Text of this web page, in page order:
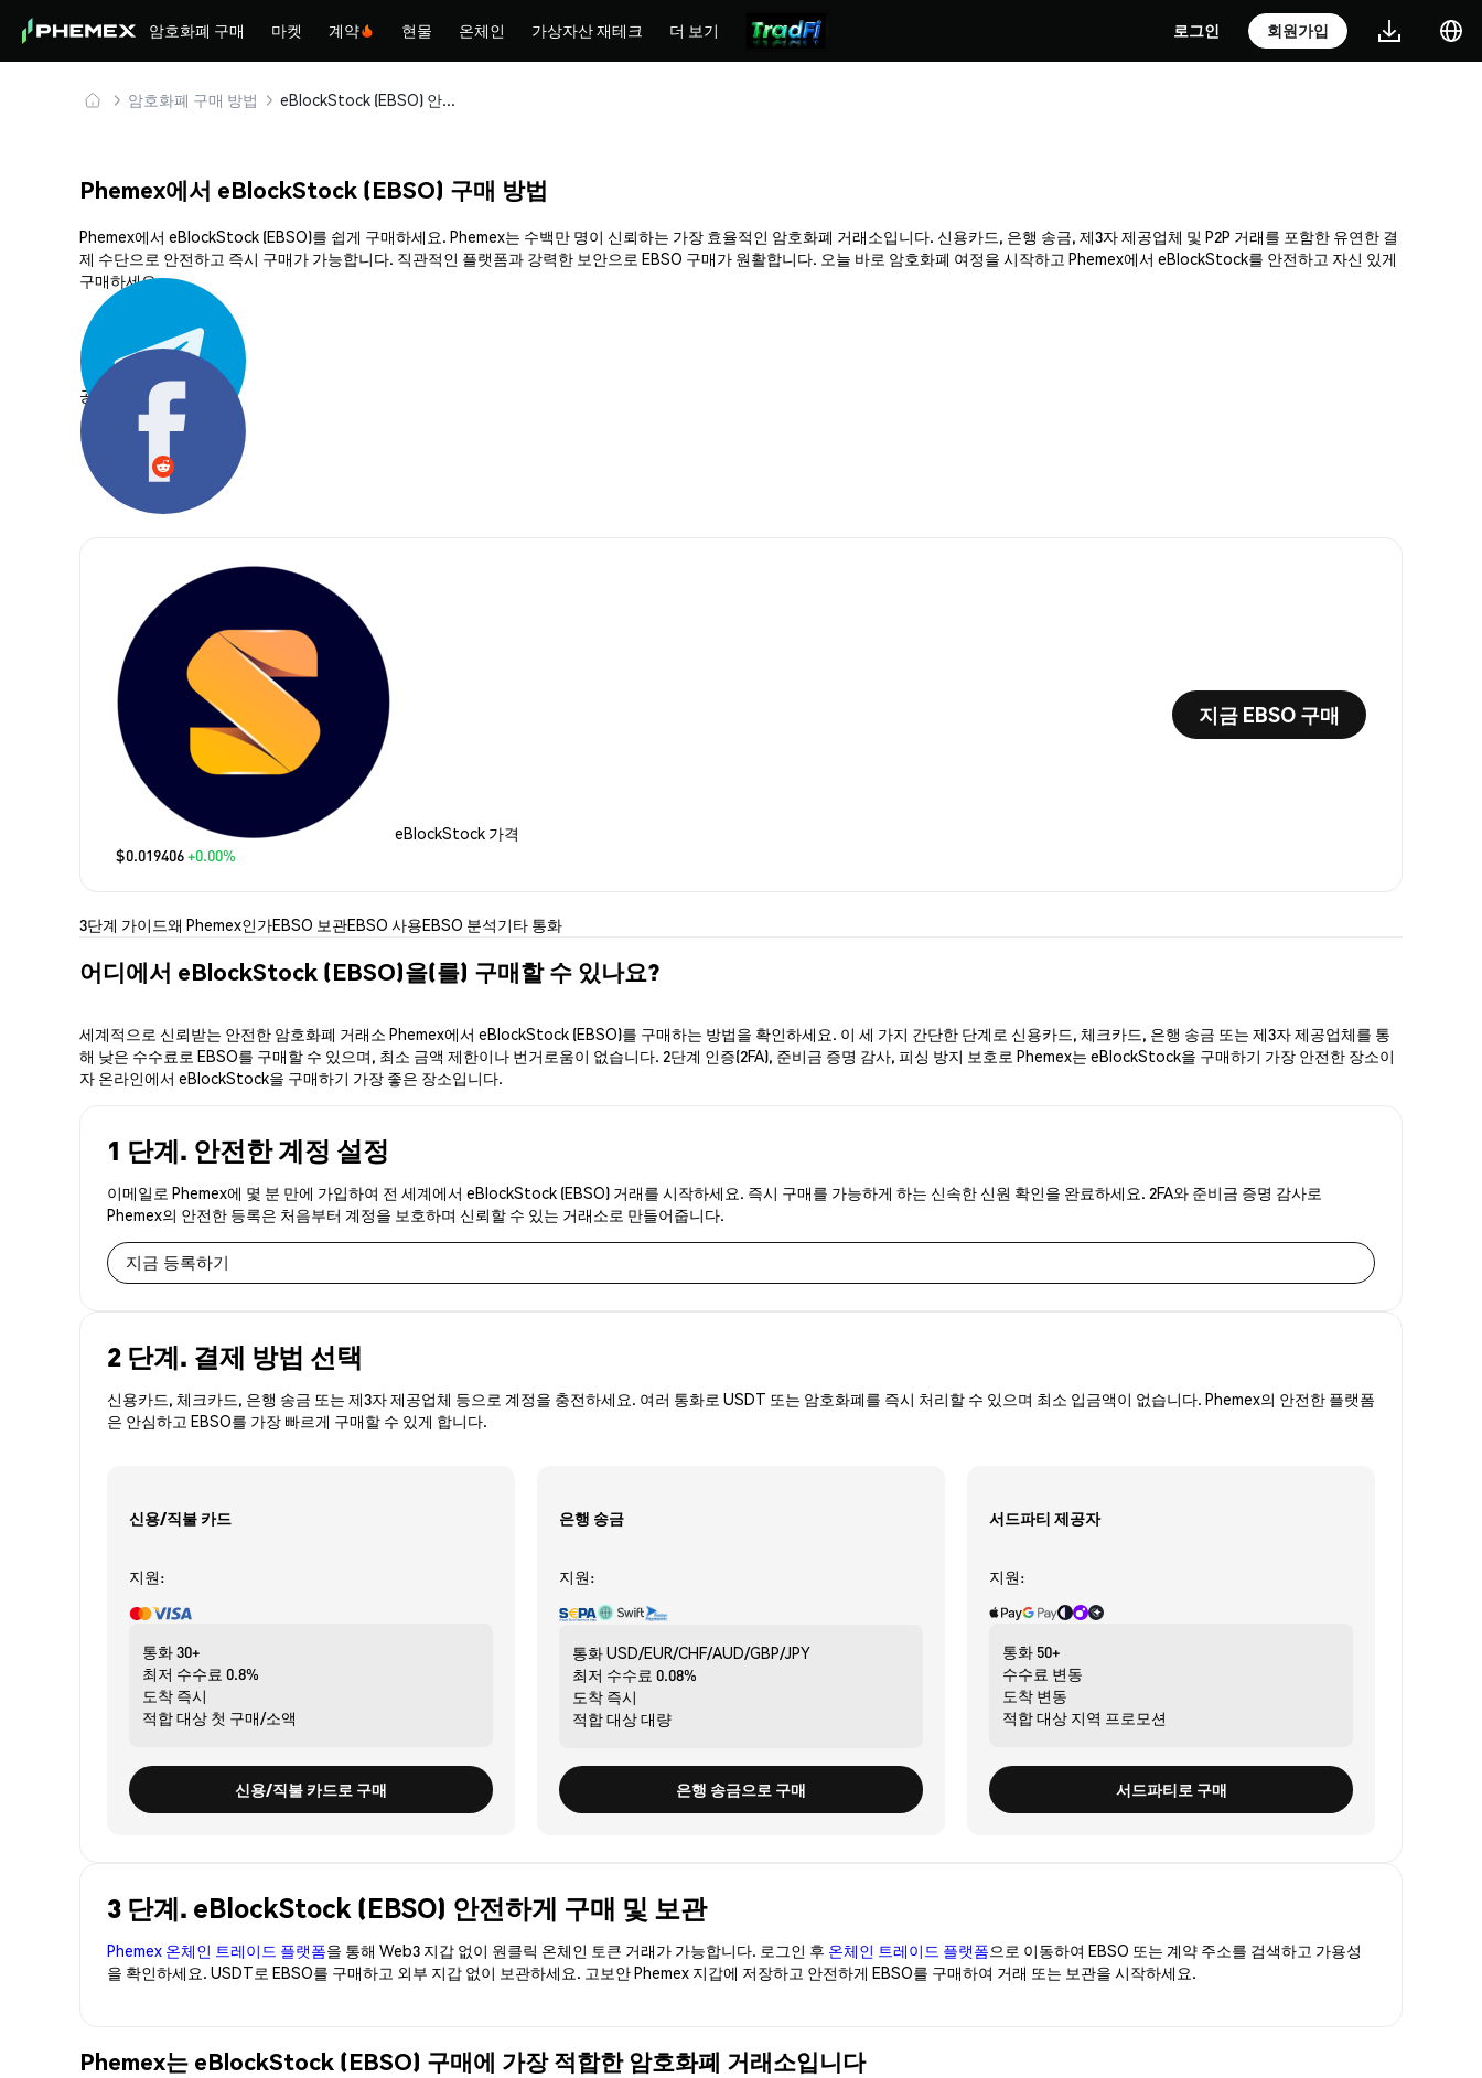
암호화폐 구매 마켓 계약 현물 온체인 가상자산 재테크 더 보기 로그인 회원가입
암호화폐 구매 방법 eBlockStock (EBSO) 안전하게 구매 및 보관
Phemex에서 eBlockStock (EBSO) 구매 방법
Phemex에서 eBlockStock (EBSO)를 쉽게 구매하세요. Phemex는 수백만 명이 신뢰하는 가장 효율적인 암호화폐 거래소입니다. 신용카드, 은행 송금, 제3자 제공업체 및 P2P 거래를 포함한 유연한 결
제 수단으로 안전하고 즉시 구매가 가능합니다. 직관적인 플랫폼과 강력한 보안으로 EBSO 구매가 원활합니다. 오늘 바로 암호화폐 여정을 시작하고 Phemex에서 eBlockStock를 안전하고 자신 있게
구매하세요.
공유하기:
eBlockStock 가격
$0.019406+0.00%
지금 EBSO 구매
3단계 가이드왜 Phemex인가EBSO 보관EBSO 사용EBSO 분석기타 통화
어디에서 eBlockStock (EBSO)을(를) 구매할 수 있나요?
세계적으로 신뢰받는 안전한 암호화폐 거래소 Phemex에서 eBlockStock (EBSO)를 구매하는 방법을 확인하세요. 이 세 가지 간단한 단계로 신용카드, 체크카드, 은행 송금 또는 제3자 제공업체를 통
해 낮은 수수료로 EBSO를 구매할 수 있으며, 최소 금액 제한이나 번거로움이 없습니다. 2단계 인증(2FA), 준비금 증명 감사, 피싱 방지 보호로 Phemex는 eBlockStock을 구매하기 가장 안전한 장소이
자 온라인에서 eBlockStock을 구매하기 가장 좋은 장소입니다.
1 단계. 안전한 계정 설정
이메일로 Phemex에 몇 분 만에 가입하여 전 세계에서 eBlockStock (EBSO) 거래를 시작하세요. 즉시 구매를 가능하게 하는 신속한 신원 확인을 완료하세요. 2FA와 준비금 증명 감사로
Phemex의 안전한 등록은 처음부터 계정을 보호하며 신뢰할 수 있는 거래소로 만들어줍니다.
지금 등록하기
2 단계. 결제 방법 선택
신용카드, 체크카드, 은행 송금 또는 제3자 제공업체 등으로 계정을 충전하세요. 여러 통화로 USDT 또는 암호화폐를 즉시 처리할 수 있으며 최소 입금액이 없습니다. Phemex의 안전한 플랫폼
은 안심하고 EBSO를 가장 빠르게 구매할 수 있게 합니다.
신용/직불 카드
지원:
통화30+
최저 수수료 0.8%
도착 즉시
적합 대상 첫 구매/소액
신용/직불 카드로 구매
은행 송금
지원:
통화USD/EUR/CHF/AUD/GBP/JPY
최저 수수료 0.08%
도착 즉시
적합 대상대량
은행 송금으로 구매
서드파티 제공자
지원:
통화 50+
수수료 변동
도착 변동
적합 대상 지역 프로모션
서드파티로 구매
3 단계. eBlockStock (EBSO) 안전하게 구매 및 보관
Phemex 온체인 트레이드 플랫폼을 통해 Web3 지갑 없이 원클릭 온체인 토큰 거래가 가능합니다. 로그인 후 온체인 트레이드 플랫폼으로 이동하여 EBSO 또는 계약 주소를 검색하고 가용성
을 확인하세요. USDT로 EBSO를 구매하고 외부 지갑 없이 보관하세요. 고보안 Phemex 지갑에 저장하고 안전하게 EBSO를 구매하여 거래 또는 보관을 시작하세요.
Phemex는 eBlockStock (EBSO) 구매에 가장 적합한 암호화폐 거래소입니다